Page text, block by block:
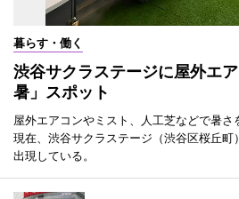
暮らす・働く
渋谷サクラステージに屋外エ
暑」スポット
屋外エアコンやミスト、人工芝などで暑
現在、渋谷サクラステージ（渋谷区桜丘町
出現している。